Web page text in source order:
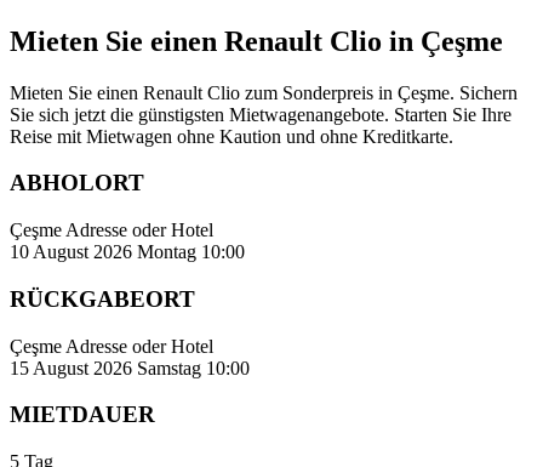
Mieten Sie einen Renault Clio in Çeşme
Mieten Sie einen Renault Clio zum Sonderpreis in Çeşme. Sichern
Sie sich jetzt die günstigsten Mietwagenangebote. Starten Sie Ihre
Reise mit Mietwagen ohne Kaution und ohne Kreditkarte.
ABHOLORT
Çeşme Adresse oder Hotel
10 August 2026 Montag 10:00
RÜCKGABEORT
Çeşme Adresse oder Hotel
15 August 2026 Samstag 10:00
MIETDAUER
5 Tag